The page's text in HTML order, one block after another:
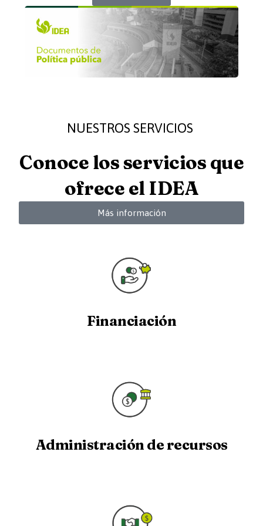
NUESTROS SERVICIOS
Conoce los servicios que
ofrece el IDEA
Más información
Financiación
Administración de recursos